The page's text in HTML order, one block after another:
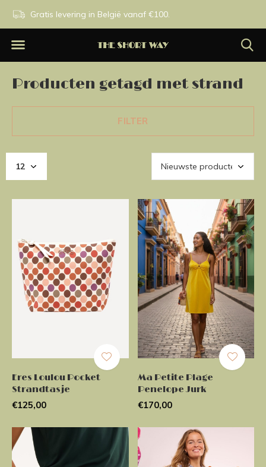
Gratis levering in België vanaf €100.
Producten getagd met strand
FILTER
Eres Loulou Pocket
Strandtasje
€125,00
Ma Petite Plage
Penelope Jurk
€170,00